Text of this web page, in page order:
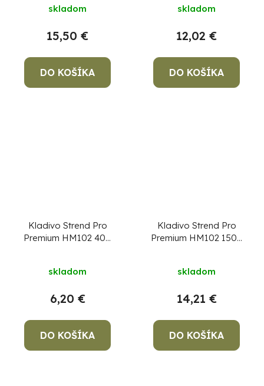
skladom
15,50 €
DO KOŠÍKA
skladom
12,02 €
DO KOŠÍKA
Kladivo Strend Pro
Premium HM102 400
dĺžka násady 320mm
skladom
6,20 €
DO KOŠÍKA
Kladivo Strend Pro
Premium HM102 1500
skladom
14,21 €
DO KOŠÍKA